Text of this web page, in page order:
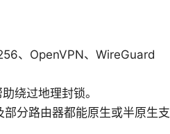
、OpenVPN、WireGuard
绕过地理封锁。
分路由器都能原生或半原生支